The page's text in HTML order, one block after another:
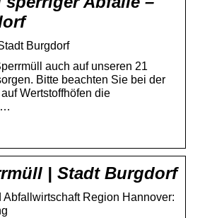
Burgdorf
auch auf unseren 21
Bitte beachten Sie bei der
Wertstoffhöfen die
…
| Stadt Burgdorf
Region Hannover: